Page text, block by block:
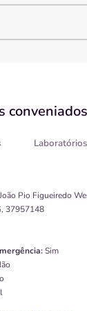
Laboratórios
Pio Figueiredo
37957148
Sim